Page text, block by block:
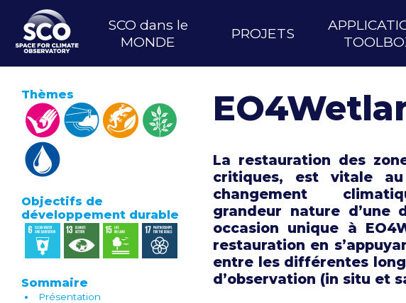
contenu
principal
MAIN
NAVIGATION
SCO dans le
MONDE
PROJETS
Thèmes
Objectifs de
développement durable
Sommaire
Présentation
La restauration des
critiques, est vitale
changement
grandeur nature d’une
occasion unique à
restauration en
entre les différentes
d’observation (in situ et